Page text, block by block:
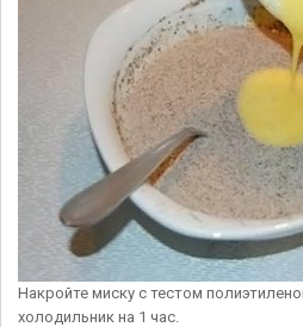
Накройте миску с тестом
холодильник на 1 час.